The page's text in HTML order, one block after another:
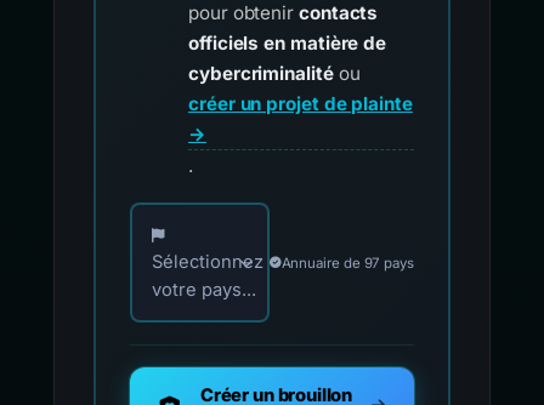
pour obtenir contacts
officiels en matière de
cybercriminalitéou
créer un projet de plainte
→
.
Choisissez votre pays pour les contacts
Sélectionnez
votre pays...
Annuaire de 97 pays
Créer un brouillon